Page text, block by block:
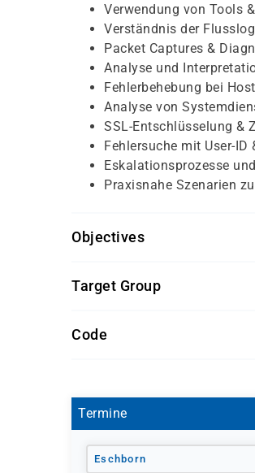
Verwendung von Tools
Verständnis der
Packet Captures &
Analyse und
Fehlerbehebung bei
Analyse von
SSL-Entschlüsselung &
Fehlersuche mit User-ID
Eskalationsprozesse
Praxisnahe Szenarien
Objectives
Grundkenntnisse in
Erfahrung im Umgang
Idealerweise Abschluss
Target Group
Sicherheitsingenieure,
Netzwerkingenieure
Code
Termine
Eschborn